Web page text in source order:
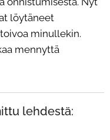
löytäneet
minullekin.
mennyttä
lehdestä: